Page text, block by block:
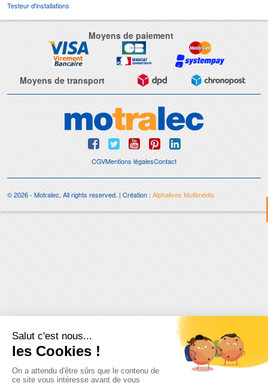
Testeur d'installations
Moyens de paiement
Moyens de transport
CGVMentions légalesContact
© 2026 - Motralec, All rights reserved. | Création :Alphalives Multimédia